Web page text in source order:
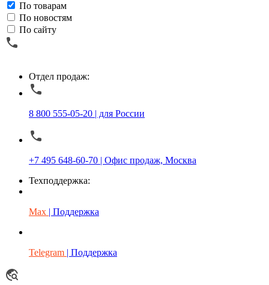
По товарам
По новостям
По сайту
Отдел продаж:
8 800 555-05-20 | для России
+7 495 648-60-70 | Офис продаж, Москва
Техподдержка:
Max | Поддержка
Telegram | Поддержка